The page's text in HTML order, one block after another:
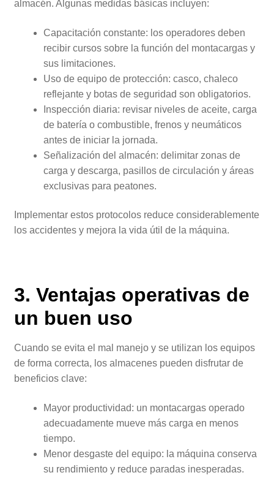
almacén. Algunas medidas básicas incluyen:
Capacitación constante: los operadores deben
recibir cursos sobre la función del montacargas y
sus limitaciones.
Uso de equipo de protección: casco, chaleco
reflejante y botas de seguridad son obligatorios.
Inspección diaria: revisar niveles de aceite, carga
de batería o combustible, frenos y neumáticos
antes de iniciar la jornada.
Señalización del almacén: delimitar zonas de
carga y descarga, pasillos de circulación y áreas
exclusivas para peatones.
Implementar estos protocolos reduce considerablemente
los accidentes y mejora la vida útil de la máquina.
3. Ventajas operativas de
un buen uso
Cuando se evita el mal manejo y se utilizan los equipos
de forma correcta, los almacenes pueden disfrutar de
beneficios clave:
Mayor productividad: un montacargas operado
adecuadamente mueve más carga en menos
tiempo.
Menor desgaste del equipo: la máquina conserva
su rendimiento y reduce paradas inesperadas.